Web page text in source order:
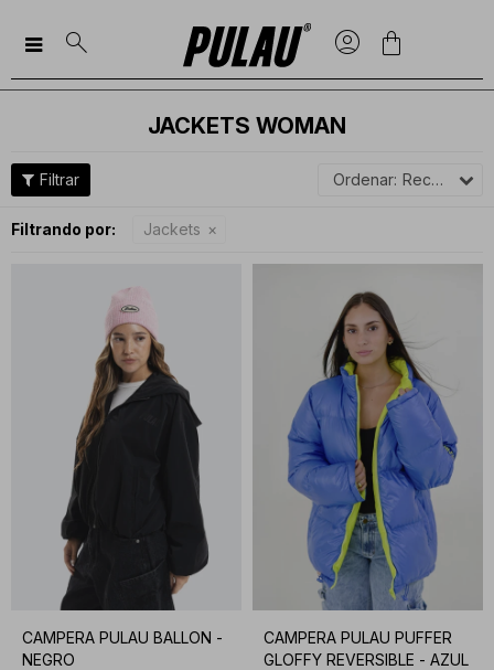

JACKETS WOMAN
Recomendados
Filtrando por: Jackets
CAMPERA PULAU BALLON -
NEGRO
CAMPERA PULAU PUFFER
GLOFFY REVERSIBLE - AZUL